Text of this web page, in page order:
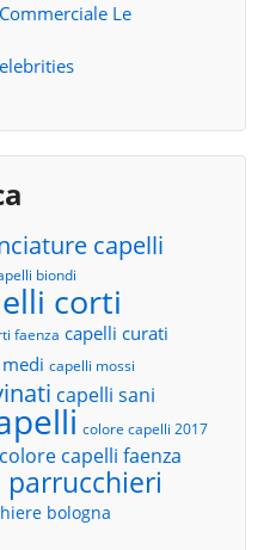
Le
capelli
biondi
corti
faenza capelli curati
capelli mossi
capelli sani
colore capelli 2017
colore capelli faenza
parrucchieri
bologna